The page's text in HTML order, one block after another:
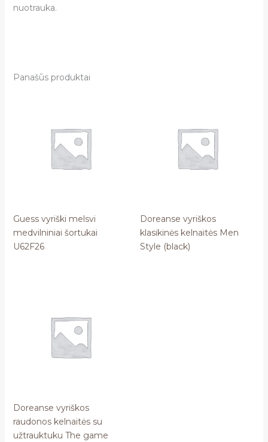
nuotrauka.
Panašūs produktai
Guess vyriški melsvi
medvilniniai šortukai
U62F26
Doreanse vyriškos
klasikinės kelnaitės Men
Style (black)
Doreanse vyriškos
raudonos kelnaitės su
užtrauktuku The game